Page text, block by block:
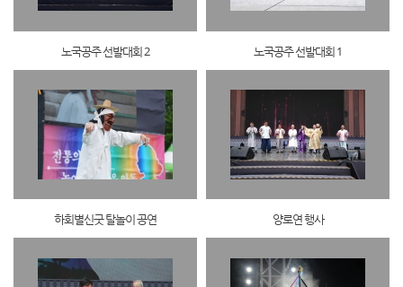
노국공주 선발대회 2 노국공주 선발대회 1
하회별신굿 탈놀이 공연 양로연 행사